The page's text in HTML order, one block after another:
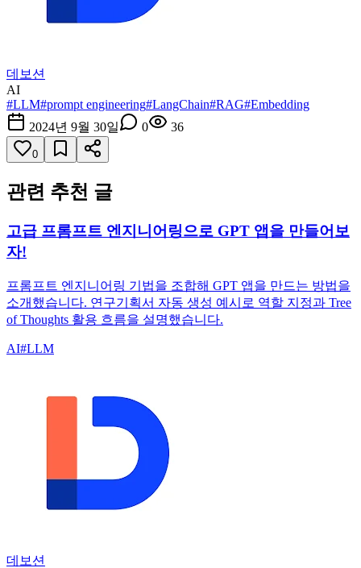
데보션
AI
#LLM#prompt engineering#LangChain#RAG#Embedding
2024년 9월 30일
0 36
0
관련 추천 글
고급 프롬프트 엔지니어링으로 GPT 앱을 만들어보
자!
프롬프트 엔지니어링 기법을 조합해 GPT 앱을 만드는 방법을
소개했습니다. 연구기획서 자동 생성 예시로 역할 지정과 Tree
of Thoughts 활용 흐름을 설명했습니다.
AI#LLM
데보션